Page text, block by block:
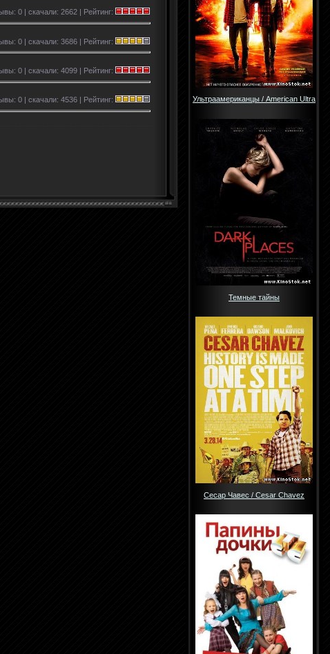
0 | скачали: 2662 | Рейтинг:
0 | скачали: 3686 | Рейтинг:
0 | скачали: 4099 | Рейтинг:
0 | скачали: 4536 | Рейтинг: Ультраамериканцы / American Ultra
Темные тайны
Сесар Чавес / Cesar Chavez